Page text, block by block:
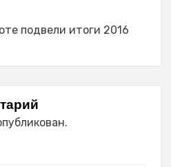
подвели итоги 2016